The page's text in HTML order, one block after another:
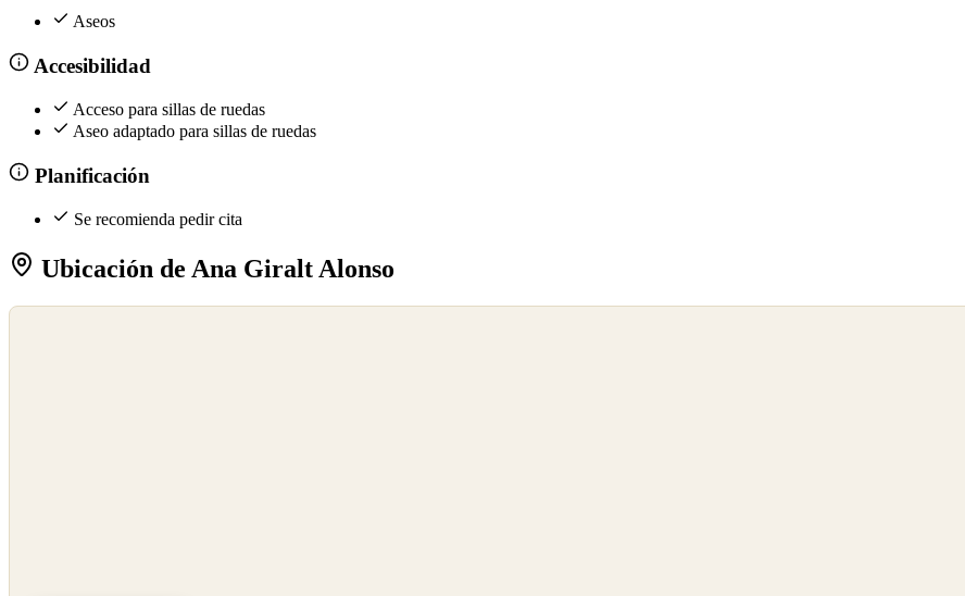
Aseos
Accesibilidad
Acceso para sillas de ruedas
Aseo adaptado para sillas de ruedas
Planificación
Se recomienda pedir cita
Ubicación de Ana Giralt Alonso